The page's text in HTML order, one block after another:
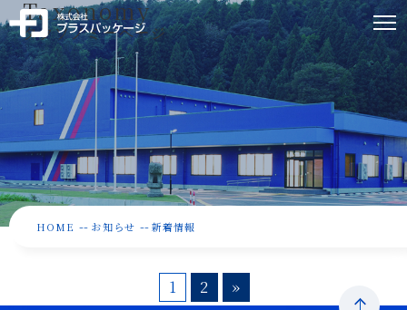
Taxonomy
タクソノミーページ
HOME -- お知らせ --新着情報
1 2 »